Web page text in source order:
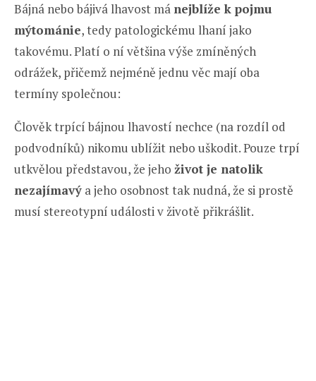
Bájná nebo bájivá lhavost má nejblíže k pojmu
mýtománie, tedy patologickému lhaní jako
takovému. Platí o ní většina výše zmíněných
odrážek, přičemž nejméně jednu věc mají oba
termíny společnou:
Člověk trpící bájnou lhavostí nechce (na rozdíl od
podvodníků) nikomu ublížit nebo uškodit. Pouze trpí
utkvělou představou, že jeho život je natolik
nezajímavý a jeho osobnost tak nudná, že si prostě
musí stereotypní události v životě přikrášlit.